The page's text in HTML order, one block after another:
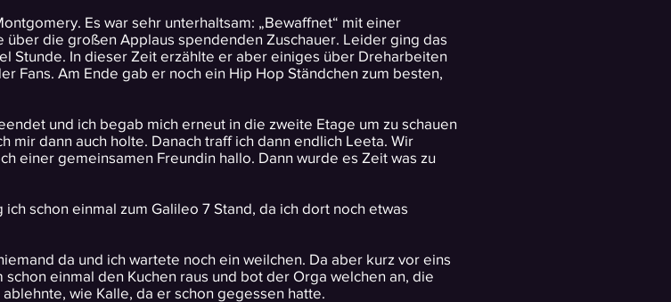
Es war sehr unterhaltsam: „Bewaffnet“ mit einer
die großen Applaus spendenden Zuschauer. Leider ging das
Stunde. In dieser Zeit erzählte er aber einiges über Dreharbeiten
Fans. Am Ende gab er noch ein Hip Hop Ständchen zum besten,
und ich begab mich erneut in die zweite Etage um zu schauen
mir dann auch holte. Danach traff ich dann endlich Leeta. Wir
einer gemeinsamen Freundin hallo. Dann wurde es Zeit was zu
schon einmal zum Galileo 7 Stand, da ich dort noch etwas
da und ich wartete noch ein weilchen. Da aber kurz vor eins
einmal den Kuchen raus und bot der Orga welchen an, die
wie Kalle, da er schon gegessen hatte.